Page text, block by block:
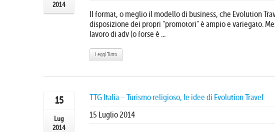
2014
II format, o meglio il modello di business, che Evolution
disposizione dei propri "promotori" è ampio e variegato.
lavoro di adv (o forse è ...
Leggi Tutto
15
Lug
2014
TTG Italia – Turismo religioso, le idee di Evolution Travel
15 Luglio 2014